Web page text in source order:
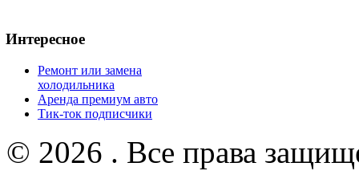
Интересное
Ремонт или замена
холодильника
Аренда премиум авто
Тик-ток подписчики
© 2026 . Все права